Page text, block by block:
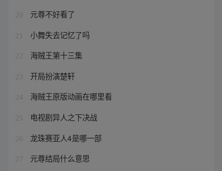
20 元尊不好看了
21 小舞失去记忆了吗
22 海贼王第十三集
23 开局扮演楚轩
24 海贼王原版动画在哪里看
25 电视剧异人之下决战
26 龙珠赛亚人4是哪一部
27 元尊结局什么意思